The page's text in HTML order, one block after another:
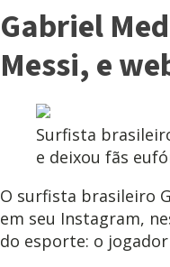
Gabriel
Messi, e
Surfista
e deixou fãs
O surfista brasileiro
em seu Instagram,
do esporte: o